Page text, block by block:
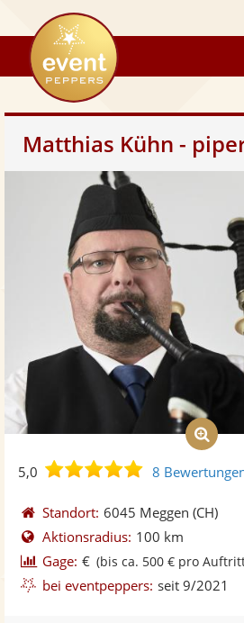
eventpeppers
Matthias Kühn -
5,0
5,0
5
Sternen
8
Standort: 6045 Meggen (CH)
Aktionsradius: 100 km
Gage: € (bis ca. 500 € pro
bei eventpeppers: seit 9/2021